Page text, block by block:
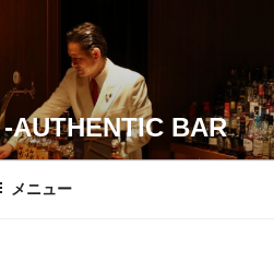
AUTHENTIC BAR
メニュー